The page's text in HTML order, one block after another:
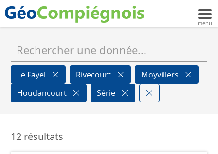
Le Fayel Rivecourt
Moyvillers
Houdancourt
Série
12 résultats